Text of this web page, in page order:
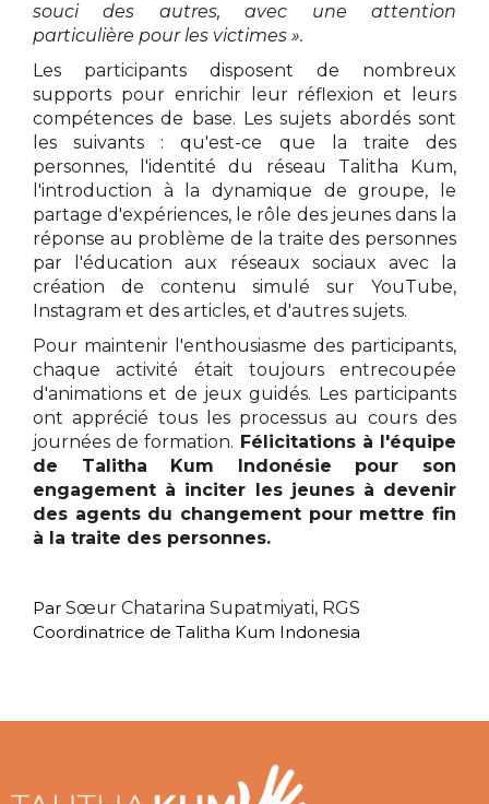
souci des autres, avec une attention
particulière pour les victimes ».
Les participants disposent de nombreux
supports pour enrichir leur réflexion et leurs
compétences de base. Les sujets abordés sont
les suivants : qu'est-ce que la traite des
personnes, l'identité du réseau Talitha Kum,
l'introduction à la dynamique de groupe, le
partage d'expériences, le rôle des jeunes dans la
réponse au problème de la traite des personnes
par l'éducation aux réseaux sociaux avec la
création de contenu simulé sur YouTube,
Instagram et des articles, et d'autres sujets.
Pour maintenir l'enthousiasme des participants,
chaque activité était toujours entrecoupée
d'animations et de jeux guidés. Les participants
ont apprécié tous les processus au cours des
journées de formation. Félicitations à l'équipe
de Talitha Kum Indonésie pour son
engagement à inciter les jeunes à devenir
des agents du changement pour mettre fin
à la traite des personnes.
Par Sœur Chatarina Supatmiyati, RGS
Coordinatrice de Talitha Kum Indonesia